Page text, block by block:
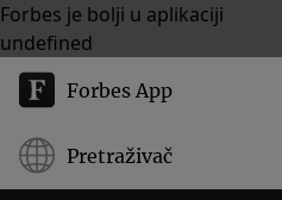
Forbes je bolji u aplikaciji
undefined
Forbes App
Pretraživač